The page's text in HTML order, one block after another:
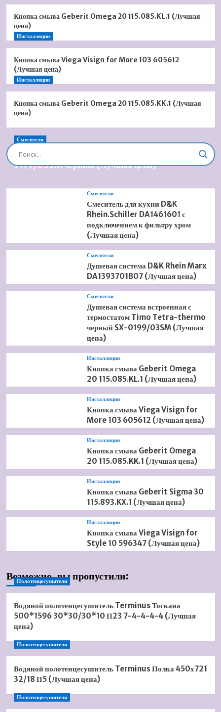
Кнопка смыва Geberit Omega 20 115.085.KL.1 (Лучшая
цена)
Инсталляции
Кнопка смыва Viega Visign for More 103 605612
(Лучшая цена)
Инсталляции
Кнопка смыва Geberit Omega 20 115.085.KK.1 (Лучшая
цена)
Смесители
Душевая система встроенная Timo Briana SX-
7119/03SM черный (Лучшая цена)
Смесители
Смеситель для кухни D&K
Rhein.Schiller DA1461601 с
подключением к фильтру хром
(Лучшая цена)
Смесители
Душевая система D&K Rhein Marx
DA1393701B07 (Лучшая цена)
Смесители
Душевая система встроенная с
термостатом Timo Tetra-thermo
черный SX-0199/03SM (Лучшая
цена)
Инсталляции
Кнопка смыва Geberit Omega
20 115.085.KL.1 (Лучшая цена)
Инсталляции
Кнопка смыва Viega Visign for
More 103 605612 (Лучшая цена)
Инсталляции
Кнопка смыва Geberit Omega
20 115.085.KK.1 (Лучшая цена)
Инсталляции
Кнопка смыва Geberit Sigma 30
115.893.KX.1 (Лучшая цена)
Инсталляции
Кнопка смыва Viega Visign for
Style 10 596347 (Лучшая цена)
Возможно, вы пропустили:
Полотенцесушители
Водяной полотенцесушитель Terminus Тоскана
500*1596 30*30/30*10 П23 7-4-4-4-4 (Лучшая
цена)
Полотенцесушители
Водяной полотенцесушитель Terminus Полка 450х721
32/18 П5 (Лучшая цена)
Полотенцесушители